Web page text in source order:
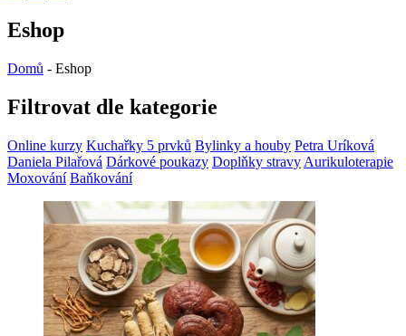
Eshop
Domů - Eshop
Filtrovat dle kategorie
Online kurzy Kuchařky 5 prvků Bylinky a houby Petra Uríková
Daniela Pilařová Dárkové poukazy Doplňky stravy Aurikuloterapie
Moxování Baňkování